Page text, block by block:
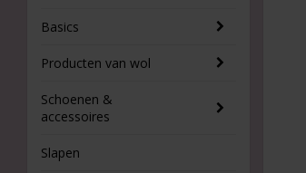
Basics
Producten van wol
Schoenen &
accessoires
Slapen